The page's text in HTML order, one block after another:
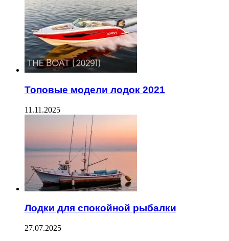
Топовые модели лодок 2021
11.11.2025
Лодки для спокойной рыбалки
27.07.2025